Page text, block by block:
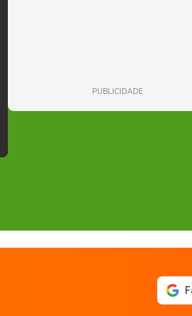
PUBLICIDADE